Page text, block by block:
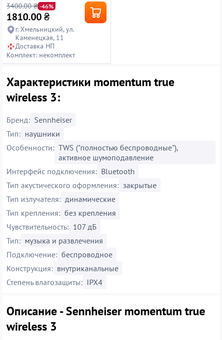
3400.00 ₴ -46%
1810.00₴
г. Хмельницкий, ул.
Каменецкая, 11
Доставка НП
Комплект: некомплект
Характеристики momentum true
wireless 3:
Бренд: Sennheiser
Тип: наушники
Особенности: TWS ("полностью беспроводные"),
активное шумоподавление
Интерфейс подключения: Bluetooth
Тип акустического оформления: закрытые
Тип излучателя: динамические
Тип крепления: без крепления
Чувствительность: 107 дБ
Тип: музыка и развлечения
Подключение: беспроводное
Конструкция: внутриканальные
Степень влагозащиты: IPX4
Описание - Sennheiser momentum true
wireless 3